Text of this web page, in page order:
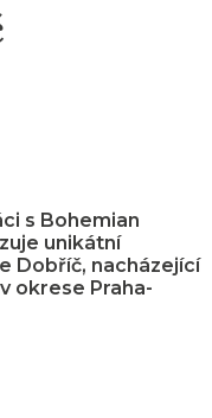
s Bohemian
unikátní
Dobříč, nacházející
okrese Praha-